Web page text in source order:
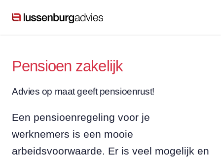
Pensioen zakelijk
Advies op maat geeft pensioenrust!
Een pensioenregeling voor je
werknemers is een mooie
arbeidsvoorwaarde. Er is veel mogelijk en